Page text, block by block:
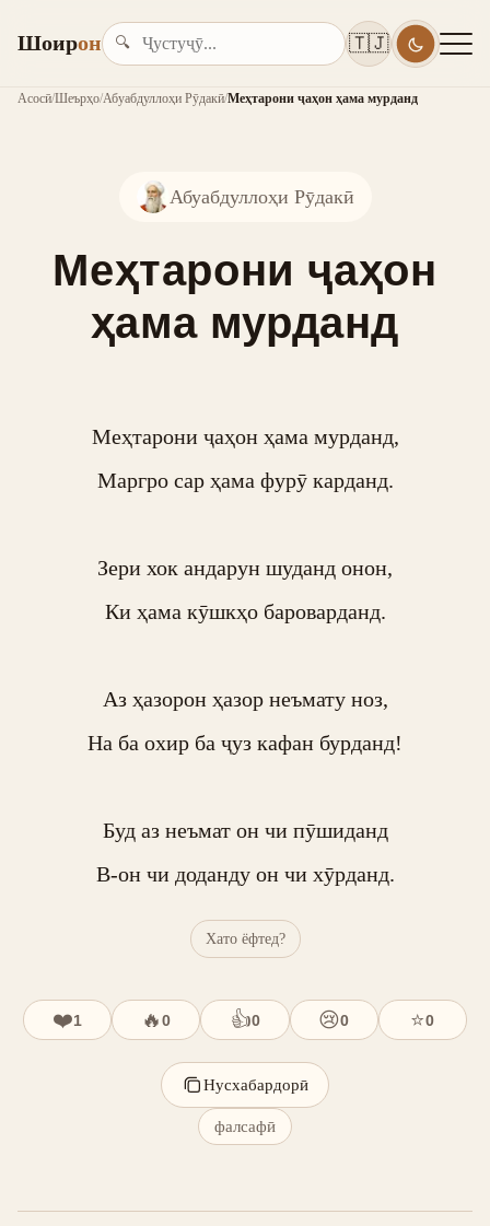
Шоирон 🔍 🇹🇯
Асосӣ/Шеърҳо/Абуабдуллоҳи Рӯдакӣ/Меҳтарони ҷаҳон ҳама мурданд
Абуабдуллоҳи Рӯдакӣ
Меҳтарони ҷаҳон
ҳама мурданд
Меҳтарони ҷаҳон ҳама мурданд,
Маргро сар ҳама фурӯ карданд.
Зери хок андарун шуданд онон,
Ки ҳама кӯшкҳо бароварданд.
Аз ҳазорон ҳазор неъмату ноз,
На ба охир ба ҷуз кафан бурданд!
Буд аз неъмат он чи пӯшиданд
В-он чи доданду он чи хӯрданд.
Хато ёфтед?
❤️1 🔥0 👍0 😢0 ⭐0
Нусхабардорӣ
фалсафӣ